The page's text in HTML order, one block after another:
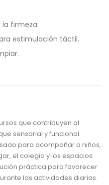
la firmeza.
estimulación táctil.
que contribuyen al
sensorial y funcional.
para acompañar a niños,
el colegio y los espacios
práctica para favorecer
las actividades diarias.